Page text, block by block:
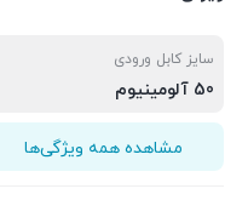
سایز کابل ورودی
50 آلومینیوم
مشاهده همه ویژگی‌ها